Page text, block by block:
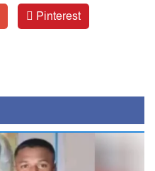
Pinterest